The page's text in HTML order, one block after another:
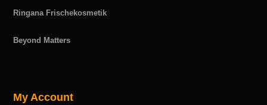
Ringana Frischekosmetik
Beyond Matters
My Account